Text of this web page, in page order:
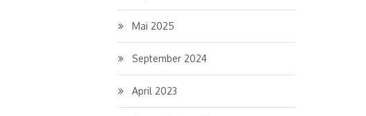
Mai 2025
September 2024
April 2023